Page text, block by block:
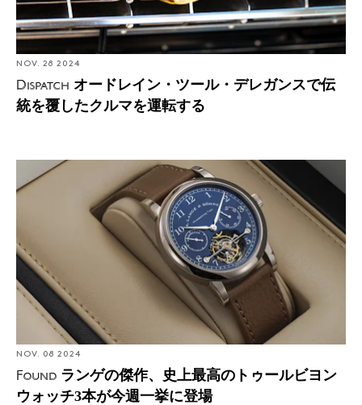
NOV. 28 2024
Dispatch オードレイン・ツール・デレガンスで伝
統を覆したクルマを運転する
Found: ランゲの傑作、史上最高のトゥールビヨンウォッ
チ3本が今週一挙に登場
NOV. 08 2024
Found ランゲの傑作、史上最高のトゥールビヨン
ウォッチ3本が今週一挙に登場